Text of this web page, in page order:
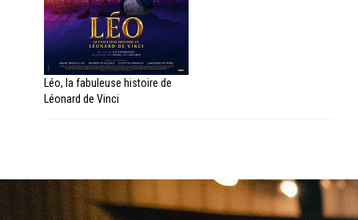
Léo, la fabuleuse histoire de
Léonard de Vinci